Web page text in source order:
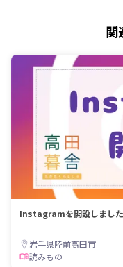
関
Instagramを開設しました
岩手県陸前高田市
読みもの